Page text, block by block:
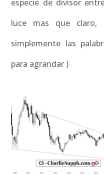
especie de divisor
luce mas que
simplemente las
para agrandar )